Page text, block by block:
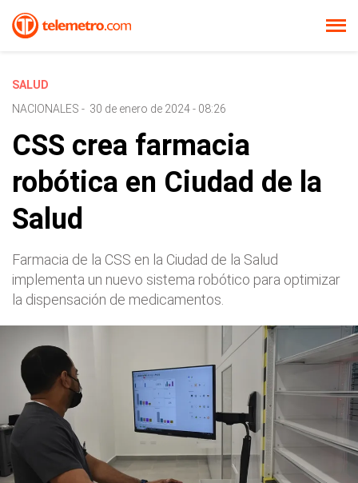
SALUD
NACIONALES - 30 de enero de 2024 - 08:26
CSS crea farmacia
robótica en Ciudad de la
Salud
Farmacia de la CSS en la Ciudad de la Salud
implementa un nuevo sistema robótico para optimizar
la dispensación de medicamentos.